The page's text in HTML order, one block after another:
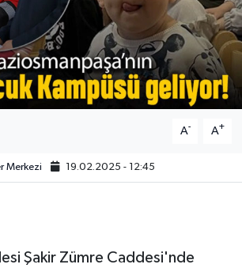
A- A+
Merkezi 19.02.2025 - 12:45
Şakir Zümre Caddesi'nde